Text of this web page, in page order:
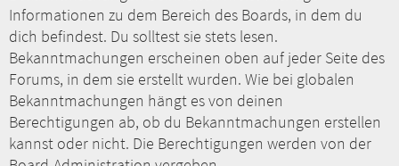
Informationen zu dem Bereich des Boards, in dem du
dich befindest. Du solltest sie stets lesen.
Bekanntmachungen erscheinen oben auf jeder Seite des
Forums, in dem sie erstellt wurden. Wie bei globalen
Bekanntmachungen hängt es von deinen
Berechtigungen ab, ob du Bekanntmachungen erstellen
kannst oder nicht. Die Berechtigungen werden von der